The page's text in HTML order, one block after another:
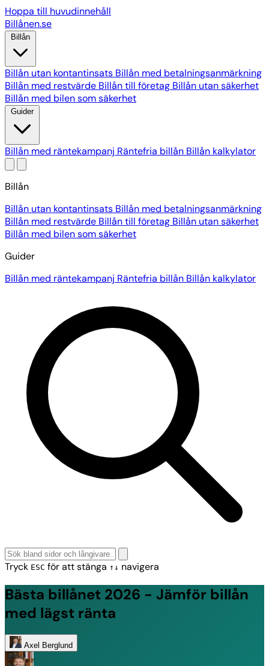
Hoppa till huvudinnehåll
Billånen.se
Billån utan kontantinsats Billån med betalningsanmärkning
Billån med restvärde Billån till företag Billån utan säkerhet
Billån med bilen som säkerhet
Guider
Billån med räntekampanj Räntefria billån Billån kalkylator
Billån
Billån utan kontantinsats Billån med betalningsanmärkning
Billån med restvärde Billån till företag Billån utan säkerhet
Billån med bilen som säkerhet
Guider
Billån med räntekampanj Räntefria billån Billån kalkylator
Tryck ESC för att stänga ↑↓ navigera
Bästa billånet 2026 - Jämför billån
med lägst ränta
Axel Berglund